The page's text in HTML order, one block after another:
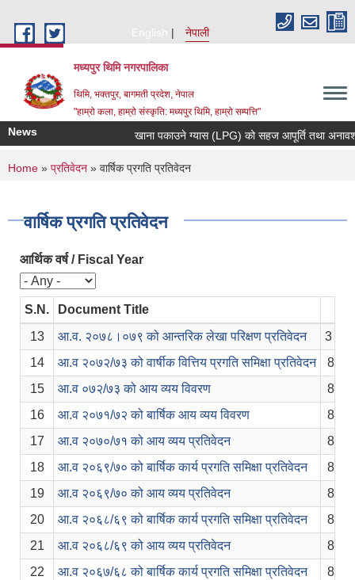
English
नेपाली
मध्यपुर थिमि नगरपालिका
थिमि, भक्तपुर, बागमती प्रदेश, नेपाल
"हाम्रो कला, हाम्रो संस्कृति: मध्यपुर थिमि, हाम्रो सम्पत्ति"
News खाना पकाउने ग्यास (LPG) को सहज आपूर्ति तथा
You are here
Home » प्रतिवेदन » वार्षिक प्रगति प्रतिवेदन
वार्षिक प्रगति प्रतिवेदन
आर्थिक वर्ष / Fiscal Year
S.N. Document Title
13
आ.व. २०७८।०७९ को आन्तरिक लेखा परिक्षण प्रतिवेदन
3
14
आ.व २०७२/७३ को वार्षीक वित्तिय प्रगति समिक्षा प्रतिवेदन
8
15
आ.व ०७२/७३ को आय व्यय विवरण
8
16
आ.व २०७१/७२ को बार्षिक आय व्यय विवरण
8
17
आ.व २०७०/७१ को आय व्यय प्रतिवेदन
8
18
आ.व २०६९/७० को बार्षिक कार्य प्रगति समिक्षा प्रतिवेदन
8
19
आ.व २०६९/७० को आय व्यय प्रतिवेदन
8
20
आ.व २०६८/६९ को बार्षिक कार्य प्रगति समिक्षा प्रतिवेदन
8
21
आ.व २०६८/६९ को आय व्यय प्रतिवेदन
8
22
आ.व २०६७/६८ को बार्षिक कार्य प्रगति समिक्षा प्रतिवेदन 8